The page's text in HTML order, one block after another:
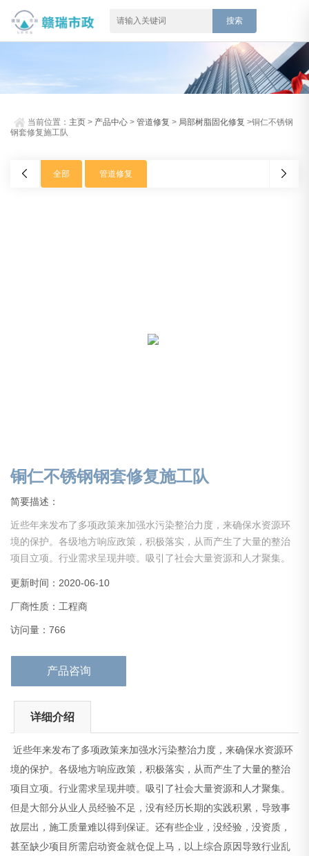
当前位置： 主页 > 产品中心 >管道修复 > 局部树脂固化修复 >铜仁不锈钢
钢套修复施工队
全部 管道修复
铜仁不锈钢钢套修复施工队
简要描述：
近些年来发布了多项政策来加强水污染整治力度，来确保水资源环
境的保护。各级地方响应政策，积极落实，从而产生了大量的整治
项目立项。行业需求呈现井喷。吸引了社会大量资源和人才聚集。
故层出，施工质量难以得到保证。还有些企业，没经验，没资质，
甚至缺少项目所需启动资金就仓促上马，以上综合原因导致行业乱
象林立。
更新时间：2020-06-10
厂商性质：工程商
访问量：766
产品咨询
详细介绍
近些年来发布了多项政策来加强水污染整治力度，来确保水资源环
境的保护。各级地方响应政策，积极落实，从而产生了大量的整治
项目立项。行业需求呈现井喷。吸引了社会大量资源和人才聚集。
但是大部分从业人员经验不足，没有经历长期的实践积累，导致事
故层出，施工质量难以得到保证。还有些企业，没经验，没资质，
甚至缺少项目所需启动资金就仓促上马，以上综合原因导致行业乱